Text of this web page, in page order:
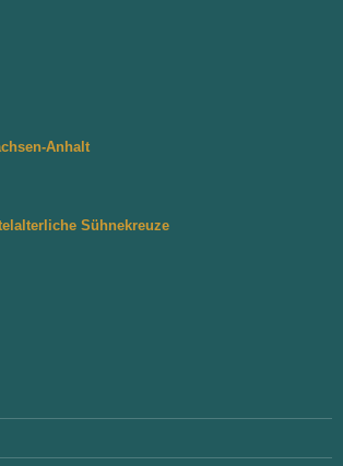
Anhalt
Sühnekreuze